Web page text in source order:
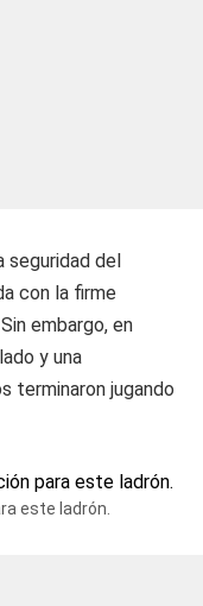
seguridad del
con la firme
Sin embargo, en
y una
terminaron jugando
este ladrón.